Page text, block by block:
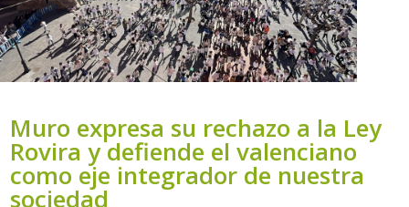
Muro expresa su rechazo a la Ley
Rovira y defiende el valenciano
como eje integrador de nuestra
sociedad